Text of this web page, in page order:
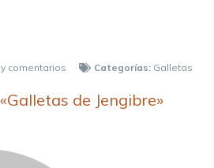
comentarios Categorías: Galletas
de Jengibre»